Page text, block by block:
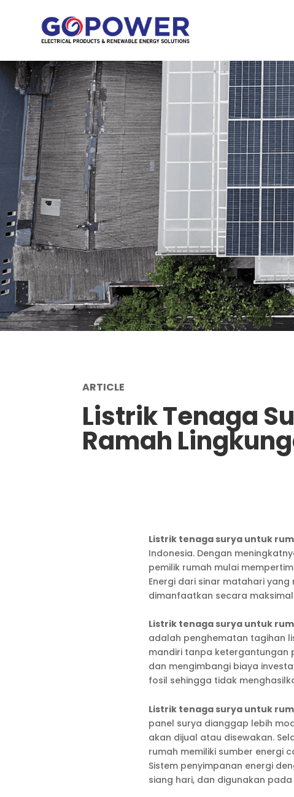
ARTICLE
Listrik Tenaga
Ramah
Listrik tenaga surya untuk
Indonesia. Dengan
pemilik rumah mulai
Energi dari sinar matahari
dimanfaatkan secara
Listrik tenaga surya untuk
adalah penghematan tagihan
mandiri tanpa ketergantungan
dan mengimbangi biaya
fosil sehingga tidak
Listrik tenaga surya untuk
panel surya dianggap lebih
akan dijual atau disewakan.
rumah memiliki sumber energi
Sistem penyimpanan energi
siang hari, dan digunakan